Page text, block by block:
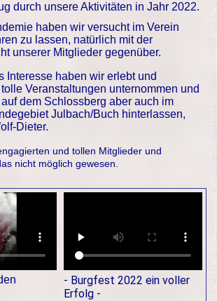
durch unsere Aktivitäten in Jahr 2022.
haben wir versucht im Verein
zu lassen, natürlich mit der
unserer Mitglieder gegenüber.
Interesse haben wir erlebt und
Veranstaltungen unternommen und
dem Schlossberg aber auch im
Julbach/Buch hinterlassen,
Dieter.
und tollen Mitglieder und
nicht möglich gewesen.
- Burgfest 2022 ein voller
Erfolg -